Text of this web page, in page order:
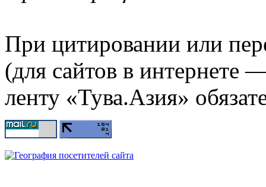
При цитировании или
(для сайтов в интернете
ленту «Тува.Азия»